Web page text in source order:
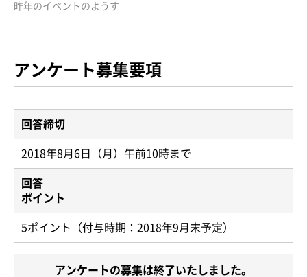
昨年のイベントのようす
アンケート募集要項
回答締切
2018年8月6日（月）午前10時まで
回答
ポイント
5ポイント（付与時期：2018年9月末予定）
アンケートの募集は終了いたしました。